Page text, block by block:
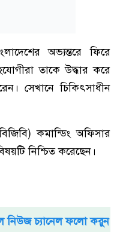
অভ্যন্তরে ফিরে
তাকে উদ্ধার করে
সেখানে চিকিৎসাধীন
কমান্ডিং অফিসার
নিশ্চিত করেছেন।
নিউজ চ্যানেল ফলো করুন